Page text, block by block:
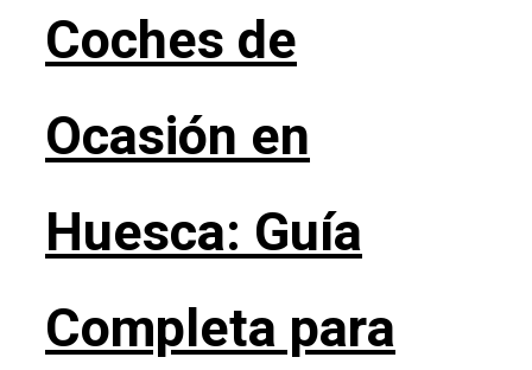
Coches de
Ocasión en
Huesca: Guía
Completa para